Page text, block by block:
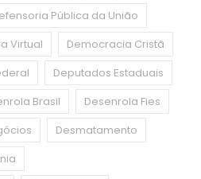
Pública da União
Virtual
Democracia Cristã
Deputados Estaduais
Brasil
Desenrola Fies
Desmatamento